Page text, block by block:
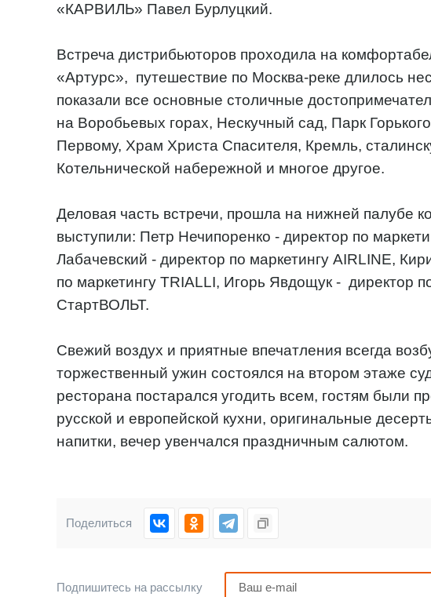
«КАРВИЛЬ» Павел Бурлуцкий.
Встреча дистрибьюторов проходила на
«Артурс», путешествие по Москва-реке длилось
показали все основные столичные
на Воробьевых горах, Нескучный сад, Парк
Первому, Храм Христа Спасителя, Кремль,
Котельнической набережной и многое другое.
Деловая часть встречи, прошла на нижней палубе
выступили: Петр Нечипоренко - директор по
Лабачевский - директор по маркетингу AIRLINE,
по маркетингу TRIALLI, Игорь Явдощук - директор
СтартВОЛЬТ.
Свежий воздух и приятные впечатления всегда
торжественный ужин состоялся на втором этаже
ресторана постарался угодить всем, гостям были
русской и европейской кухни, оригинальные
напитки, вечер увенчался праздничным салютом.
Поделиться
Подпишитесь на рассылку